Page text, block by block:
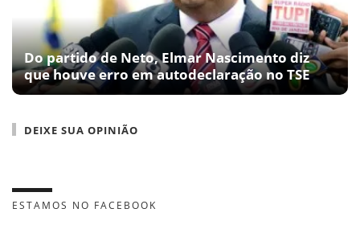
Do partido de Neto, Elmar Nascimento diz
que houve erro em autodeclaração no TSE
DEIXE SUA OPINIÃO
ESTAMOS NO FACEBOOK